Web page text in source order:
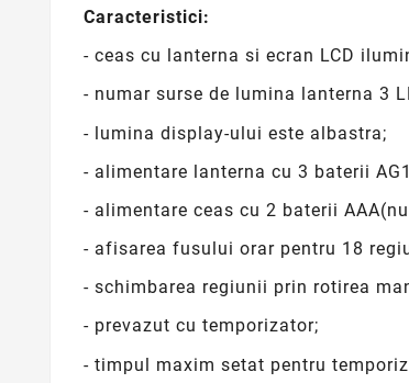
Caracteristici:
- ceas cu lanterna si ecran LCD
- numar surse de lumina lanterna 3
- lumina display-ului este albastra;
- alimentare lanterna cu 3 baterii
- alimentare ceas cu 2 baterii
- afisarea fusului orar pentru 18
- schimbarea regiunii prin rotirea
- prevazut cu temporizator;
- timpul maxim setat pentru